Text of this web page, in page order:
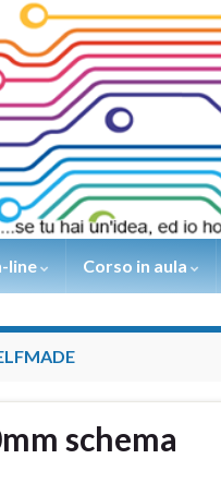
line Corso in aula
schema